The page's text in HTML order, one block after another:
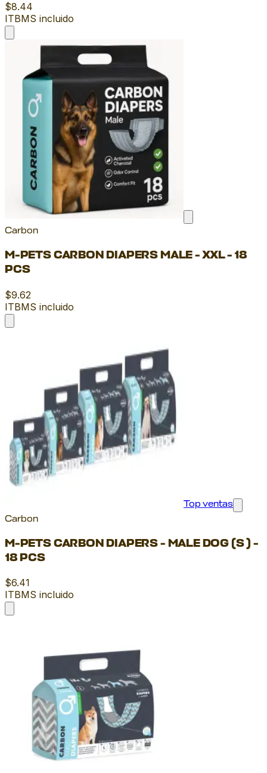
$8.44
ITBMS incluido
Carbon
M-PETS CARBON DIAPERS MALE - XXL - 18
PCS
$9.62
ITBMS incluido
Top ventas
Carbon
M-PETS CARBON DIAPERS - MALE DOG (S ) -
18 PCS
$6.41
ITBMS incluido